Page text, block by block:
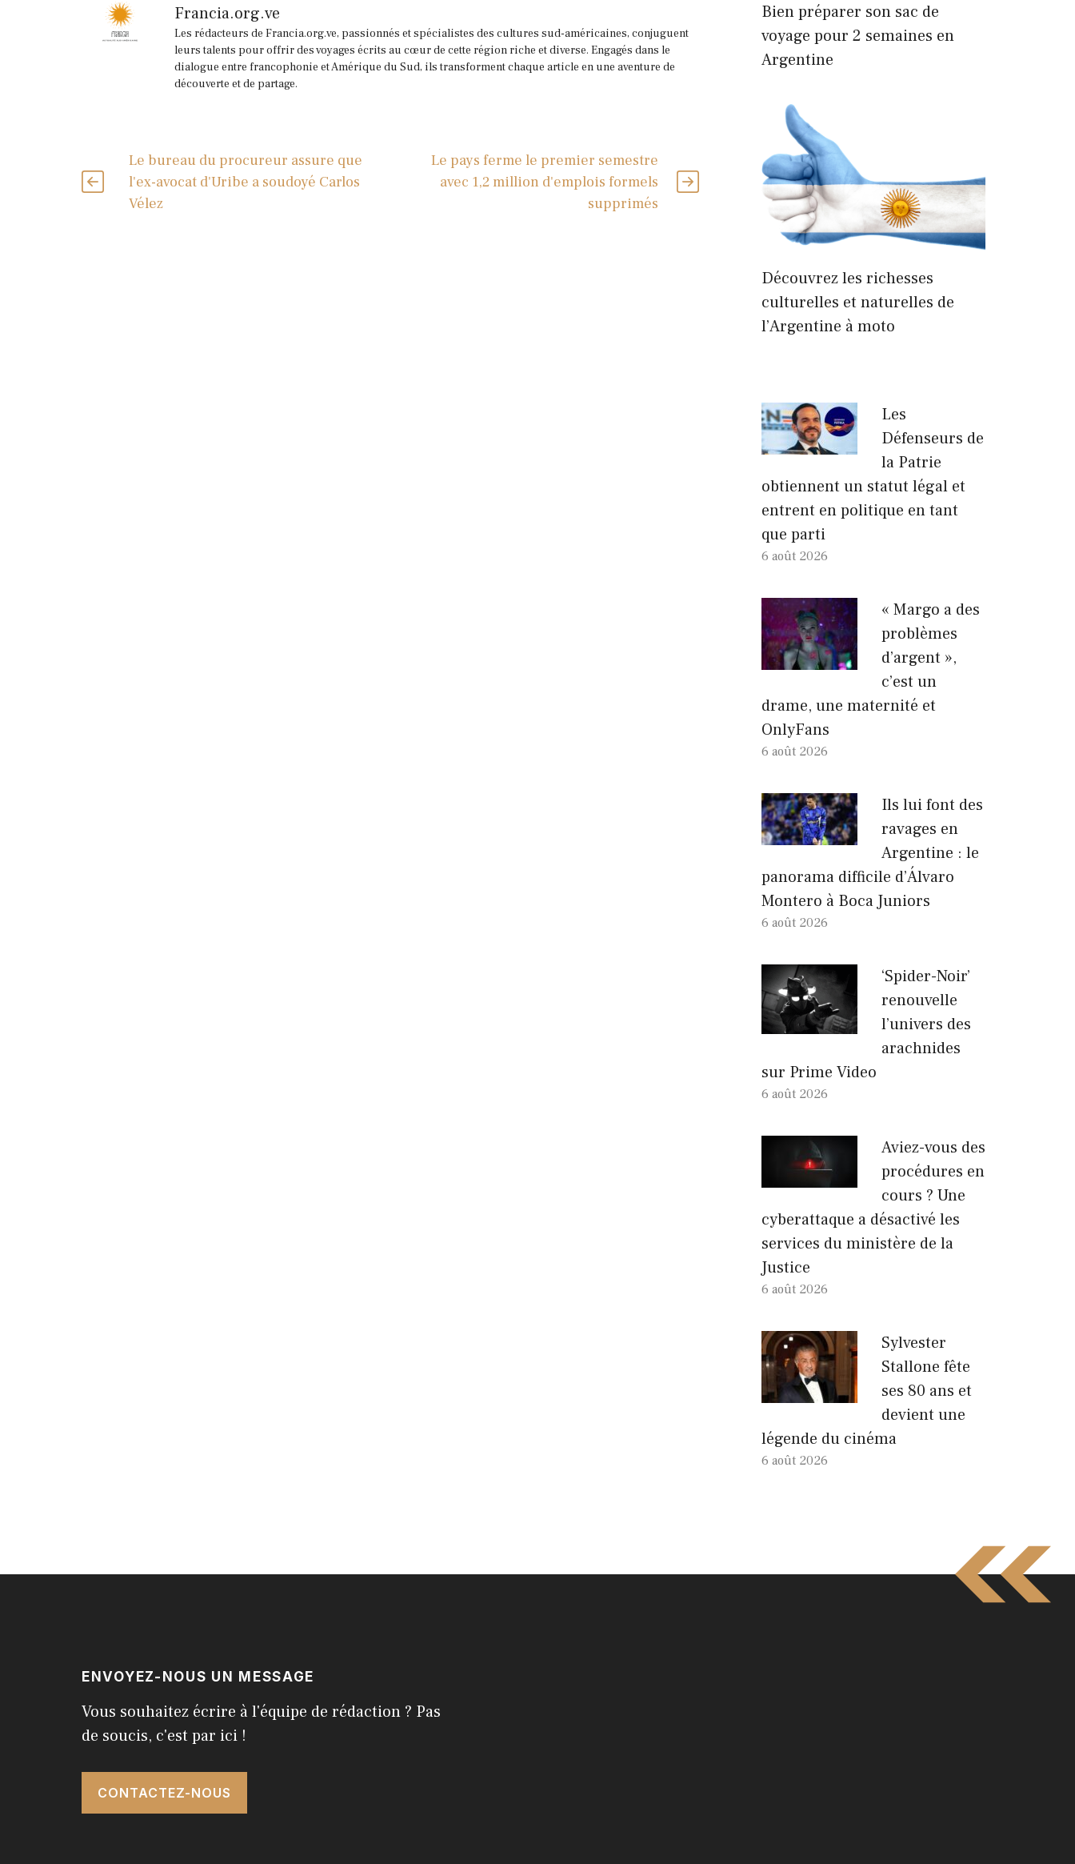
Francia.org.ve
Les rédacteurs de Francia.org.ve, passionnés et spécialistes des cultures sud-américaines, conjuguent
leurs talents pour offrir des voyages écrits au cœur de cette région riche et diverse. Engagés dans le
dialogue entre francophonie et Amérique du Sud, ils transforment chaque article en une aventure de
découverte et de partage.
Le bureau du procureur assure que
l'ex-avocat d'Uribe a soudoyé Carlos
Vélez
Le pays ferme le premier semestre
avec 1,2 million d'emplois formels
supprimés
Bien préparer son sac de
voyage pour 2 semaines en
Argentine
Découvrez les richesses
culturelles et naturelles de
l’Argentine à moto
Les
Défenseurs de
la Patrie
obtiennent un statut légal et
entrent en politique en tant
que parti
6 août 2026
« Margo a des
problèmes
d’argent »,
c’est un
drame, une maternité et
OnlyFans
6 août 2026
Ils lui font des
ravages en
Argentine : le
panorama difficile d’Álvaro
Montero à Boca Juniors
6 août 2026
‘Spider-Noir’
renouvelle
l’univers des
arachnides
sur Prime Video
6 août 2026
Aviez-vous des
procédures en
cours ? Une
cyberattaque a désactivé les
services du ministère de la
Justice
6 août 2026
Sylvester
Stallone fête
ses 80 ans et
devient une
légende du cinéma
6 août 2026
ENVOYEZ-NOUS UN MESSAGE
Vous souhaitez écrire à l'équipe de rédaction ? Pas
de soucis, c'est par ici !
CONTACTEZ-NOUS